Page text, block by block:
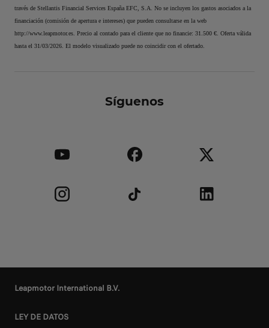
través de Stellantis Financial Services España EFC, S.A. No se incluyen los gastos asociados a la
financiación (comisión de apertura e intereses) que pueden consultarse en la web
http://www.leapmotor.es. Precio al contado para el cliente que no financie: 31.500 €. Oferta válida
hasta el 31/03/2026. El modelo visualizado puede no coincidir con el ofertado.
Síguenos
Leapmotor International B.V.
LEY DE DATOS